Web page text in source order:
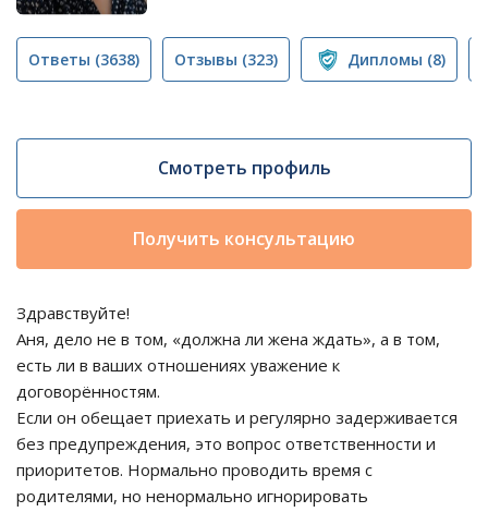
Ответы (3638) Отзывы (323) Дипломы (8)
Смотреть профиль
Получить консультацию
Здравствуйте!
Аня, дело не в том, «должна ли жена ждать», а в том,
есть ли в ваших отношениях уважение к
договорённостям.
Если он обещает приехать и регулярно задерживается
без предупреждения, это вопрос ответственности и
приоритетов. Нормально проводить время с
родителями, но ненормально игнорировать